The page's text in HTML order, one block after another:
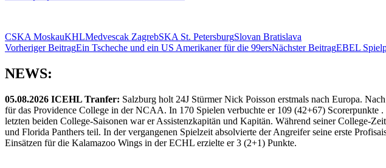
CSKA MoskauKHLMedvescak ZagrebSKA St. PetersburgSlovan Bratislava
Beitragsnavigation
Vorheriger BeitragEin Tscheche und ein US Amerikaner für die 99ersNächster BeitragEBEL
NEWS:
05.08.2026 ICEHL Tranfer: Salzburg holt 24J Stürmer Nick Poisson erstmals nach Europa.
für das Providence College in der NCAA. In 170 Spielen verbuchte er 109 (42+67) Scorerpunkte
letzten beiden College-Saisonen war er Assistenzkapitän und Kapitän. Während seiner College-
und Florida Panthers teil. In der vergangenen Spielzeit absolvierte der Angreifer seine erste
Einsätzen für die Kalamazoo Wings in der ECHL erzielte er 3 (2+1) Punkte.